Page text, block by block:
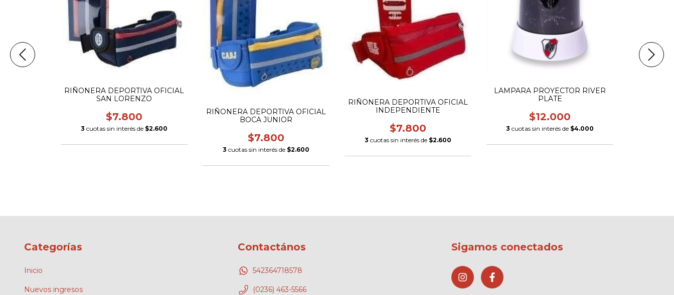
RIÑONERA DEPORTIVA OFICIAL
SAN LORENZO
$7.800
3 cuotas sin interés de $2.600
RIÑONERA DEPORTIVA OFICIAL
BOCA JUNIOR
$7.800
3 cuotas sin interés de $2.600
RIÑONERA DEPORTIVA OFICIAL
INDEPENDIENTE
$7.800
3 cuotas sin interés de $2.600
LAMPARA PROYECTOR RIVER
PLATE
$12.000
3 cuotas sin interés de $4.000
Categorías
Inicio
Nuevos ingresos
Contactános
542364718578
(0236) 463-5566
Sigamos conectados